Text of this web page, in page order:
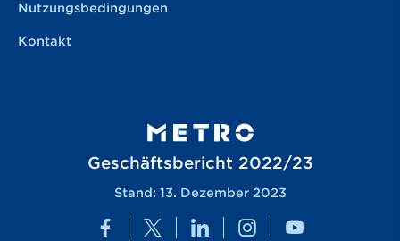
Nutzungsbedingungen
Kontakt
Geschäftsbericht 2022/23
Stand: 13. Dezember 2023